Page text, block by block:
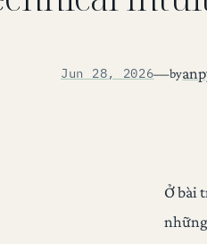
Jun 28, 2026—by
Ở bài